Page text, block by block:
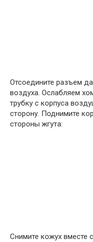
Отсоедините разъем
воздуха. Ослабляем
трубку с корпуса
сторону. Поднимите
стороны жгута:
Снимите кожух вместе